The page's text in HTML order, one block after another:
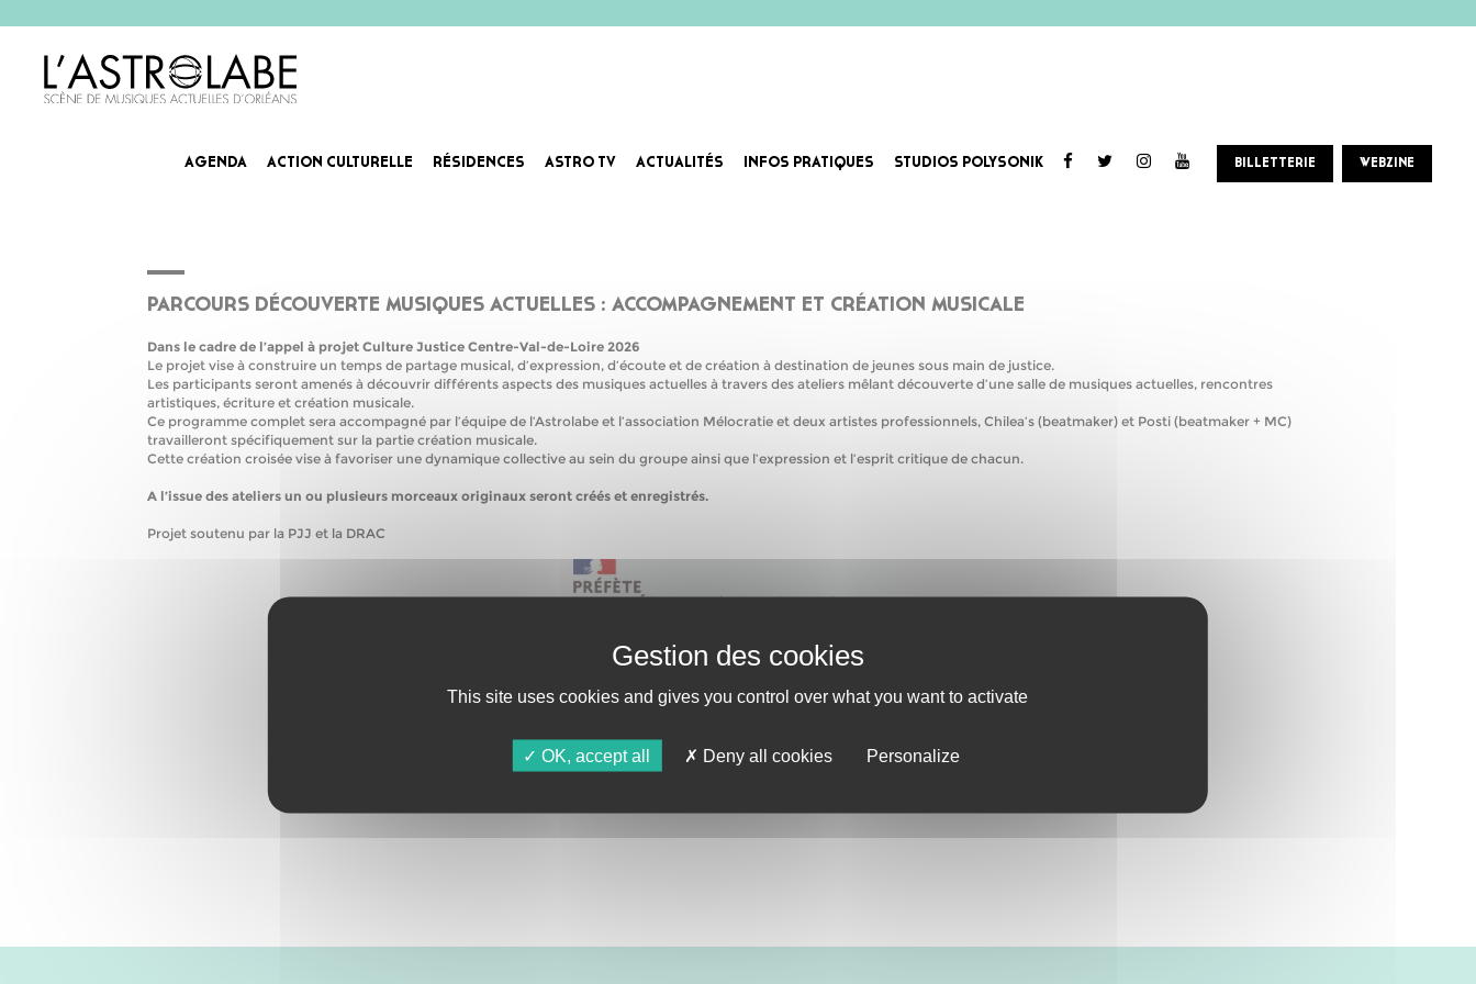
AGENDA ACTION CULTURELLE RÉSIDENCES ASTRO TV ACTUALITÉS INFOS PRATIQUES STUDIOS POLYSONIK BILLETTERIE WEBZINE
PARCOURS DÉCOUVERTE MUSIQUES ACTUELLES :
PARCOURS DÉCOUVERTE MUSIQUES ACTUELLES : ACCOMPAGNEMENT ET CRÉATION MUSICALE
Dans le cadre de l’appel à projet Culture Justice Centre-Val-de-Loire 2026
Le projet vise à construire un temps de partage musical, d’expression, d’écoute et de création à destination de jeunes sous main de justice.
Les participants seront amenés à découvrir différents aspects des musiques actuelles à travers des ateliers mêlant découverte d’une salle de musiques actuelles, rencontres
artistiques, écriture et création musicale.
Ce programme complet sera accompagné par l’équipe de l’Astrolabe et l’association Mélocratie et deux artistes professionnels, Chilea’s (beatmaker) et Posti (beatmaker + MC)
travailleront spécifiquement sur la partie création musicale.
Cette création croisée vise à favoriser une dynamique collective au sein du groupe ainsi que l’expression et l’esprit critique de chacun.
A l’issue des ateliers un ou plusieurs morceaux originaux seront créés et enregistrés.
Projet soutenu par la PJJ et la DRAC
This site uses cookies and gives you control over what you want to activate
OK, accept all Deny all cookies Personalize